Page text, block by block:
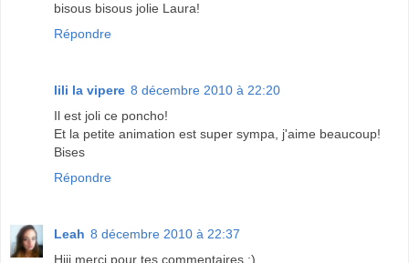
bisous bisous jolie Laura!
Répondre
lili la vipere 8 décembre 2010 à 22:20
Il est joli ce poncho!
Et la petite animation est super sympa, j'aime beaucoup!
Bises
Répondre
Leah 8 décembre 2010 à 22:37
Hiii merci pour tes commentaires ;)